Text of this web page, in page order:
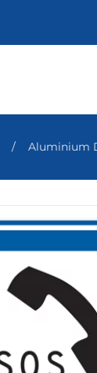
/ Aluminium